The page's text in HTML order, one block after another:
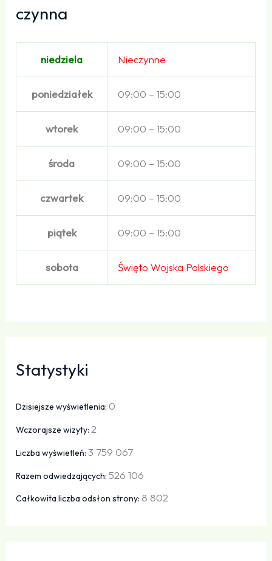
czynna
niedziela Nieczynne
poniedziałek 09:00 – 15:00
wtorek 09:00 – 15:00
środa 09:00 – 15:00
czwartek 09:00 – 15:00
piątek 09:00 – 15:00
sobota Święto Wojska Polskiego
Statystyki
Dzisiejsze wyświetlenia: 0
Wczorajsze wizyty:2
Liczba wyświetleń:3 759 067
Razem odwiedzających:526 106
Całkowita liczba odsłon strony: 8 802